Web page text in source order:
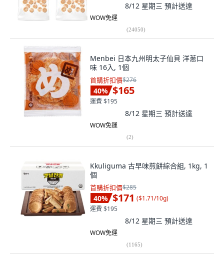
8/12 星期三 預計送達
WOW免運
(24050)
Menbei 日本九州明太子仙貝 洋蔥口
味 16入, 1個
首購折扣價$276
40% $165
運費 $195
8/12 星期三 預計送達
WOW免運
(2)
Kkuliguma 古早味煎餅綜合組, 1kg, 1
個
首購折扣價$285
40% $171 ($1.71/10g)
運費 $195
8/12 星期三 預計送達
WOW免運
(1165)